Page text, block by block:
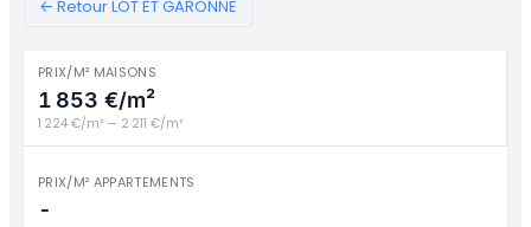
← Retour LOT ET GARONNE
PRIX/M² MAISONS
1 853 €/m²
1 224 €/m² — 2 211 €/m²
PRIX/M² APPARTEMENTS
-